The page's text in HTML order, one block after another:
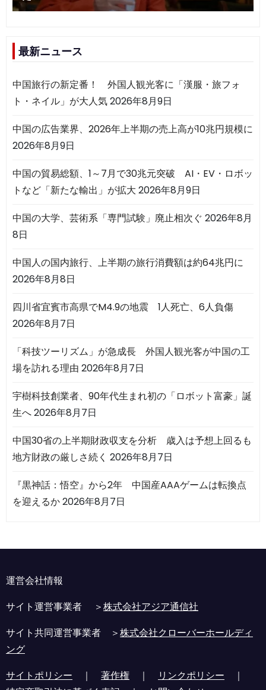
最新ニュース
中国旅行の新定番！ 外国人観光客に「漢服・旅フォ
ト・ネイル」が大人気2026年8月9日
中国の広告業界、2026年上半期の売上高が10兆円規模に
2026年8月9日
中国の貿易総額、1～7月で30兆元突破 AI・EV・ロボッ
トなど「新たな輸出」が拡大 2026年8月9日
中国の大学、芸術系「専門試験」廃止相次ぐ 2026年8月
8日
中国人の国内旅行、上半期の旅行消費額は約64兆円に
2026年8月8日
四川省宜賓市高県でM4.9の地震 1人死亡、6人負傷
2026年8月7日
「科技ツーリズム」が急成長 外国人観光客が中国の工
場を訪れる理由 2026年8月7日
宇樹科技創業者、90年代生まれ初の「ロボット富豪」誕
生へ2026年8月7日
中国30省の上半期財政収支を分析 歳入は予想上回るも
地方財政の厳しさ続く 2026年8月7日
『黒神話：悟空』から2年 中国産AAAゲームは転換点
を迎えるか2026年8月7日
運営会社情報
サイト運営事業者 ＞株式会社アジア通信社
サイト共同運営事業者 ＞株式会社クローバーホールディ
ング
サイトポリシー ｜ 著作権 ｜ リンクポリシー ｜